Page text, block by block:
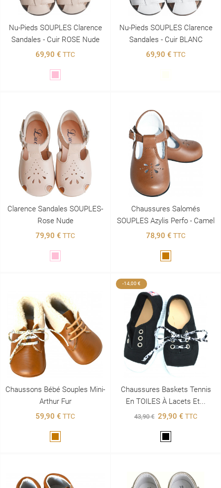
Nu-Pieds SOUPLES Clarence
Sandales - Cuir ROSE Nude
69,90 € TTC
Nu-Pieds SOUPLES Clarence
Sandales - Cuir BLANC
69,90 € TTC
Clarence Sandales SOUPLES-
Rose Nude
79,90 € TTC
Chaussures Salomés
SOUPLES Azylis Perfo - Camel
78,90 € TTC
Chaussons Bébé Souples Mini-
Arthur Fur
59,90 € TTC
-14,00 €
Chaussures Baskets Tennis
En TOILES À Lacets Et...
43,90 € 29,90 € TTC